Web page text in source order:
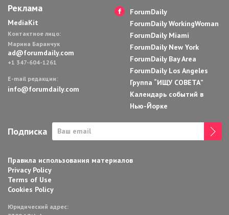
Реклама
MediaKit
Контактное лицо:
Марина Баранчук
ad@forumdaily.com
+1 347-604-1261
E-mail редакции:
info@forumdaily.com
ForumDaily
ForumDaily WorkingWoman
ForumDaily Miami
ForumDaily New York
ForumDaily Bay Area
ForumDaily Los Angeles
Группа “ИЩУ СОВЕТА”
Календарь событий в
Нью-Йорке
Подписка
Правила использования материалов
Privacy Policy
Terms of Use
Cookies Policy
Юридический адрес: